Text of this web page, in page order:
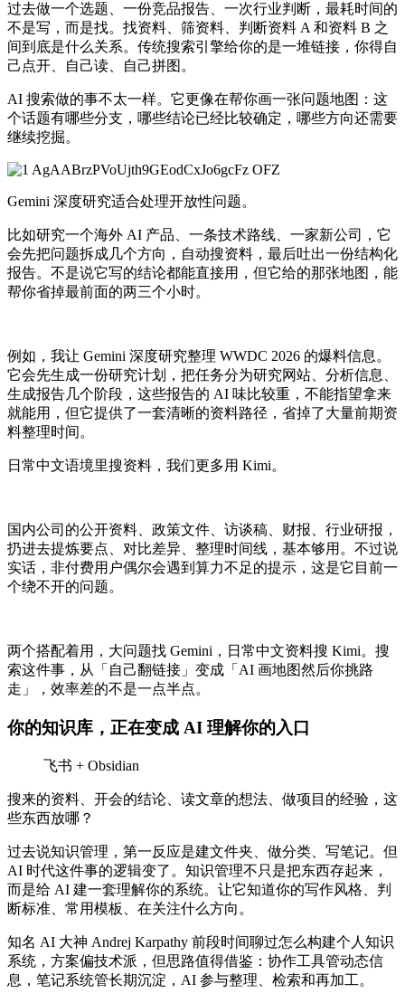
过去做一个选题、一份竞品报告、一次行业判断，最耗时间的
不是写，而是找。找资料、筛资料、判断资料 A 和资料 B 之
间到底是什么关系。传统搜索引擎给你的是一堆链接，你得自
己点开、自己读、自己拼图。
AI 搜索做的事不太一样。它更像在帮你画一张问题地图：这
个话题有哪些分支，哪些结论已经比较确定，哪些方向还需要
继续挖掘。
Gemini 深度研究适合处理开放性问题。
比如研究一个海外 AI 产品、一条技术路线、一家新公司，它
会先把问题拆成几个方向，自动搜资料，最后吐出一份结构化
报告。不是说它写的结论都能直接用，但它给的那张地图，能
帮你省掉最前面的两三个小时。
例如，我让 Gemini 深度研究整理 WWDC 2026 的爆料信息。
它会先生成一份研究计划，把任务分为研究网站、分析信息、
生成报告几个阶段，这些报告的 AI 味比较重，不能指望拿来
就能用，但它提供了一套清晰的资料路径，省掉了大量前期资
料整理时间。
日常中文语境里搜资料，我们更多用 Kimi。
国内公司的公开资料、政策文件、访谈稿、财报、行业研报，
扔进去提炼要点、对比差异、整理时间线，基本够用。不过说
实话，非付费用户偶尔会遇到算力不足的提示，这是它目前一
个绕不开的问题。
两个搭配着用，大问题找 Gemini，日常中文资料搜 Kimi。搜
索这件事，从「自己翻链接」变成「AI 画地图然后你挑路
走」，效率差的不是一点半点。
你的知识库，正在变成 AI 理解你的入口
飞书 + Obsidian
搜来的资料、开会的结论、读文章的想法、做项目的经验，这
些东西放哪？
过去说知识管理，第一反应是建文件夹、做分类、写笔记。但
AI 时代这件事的逻辑变了。知识管理不只是把东西存起来，
而是给 AI 建一套理解你的系统。让它知道你的写作风格、判
断标准、常用模板、在关注什么方向。
知名 AI 大神 Andrej Karpathy 前段时间聊过怎么构建个人知识
系统，方案偏技术派，但思路值得借鉴：协作工具管动态信
息，笔记系统管长期沉淀，AI 参与整理、检索和再加工。